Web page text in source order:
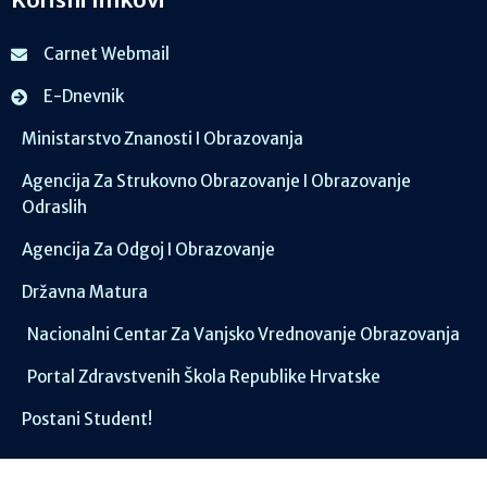
Carnet Webmail
E-Dnevnik
Ministarstvo Znanosti I Obrazovanja
Agencija Za Strukovno Obrazovanje I Obrazovanje
Odraslih
Agencija Za Odgoj I Obrazovanje
Državna Matura
Nacionalni Centar Za Vanjsko Vrednovanje Obrazovanja
Portal Zdravstvenih Škola Republike Hrvatske
Postani Student!